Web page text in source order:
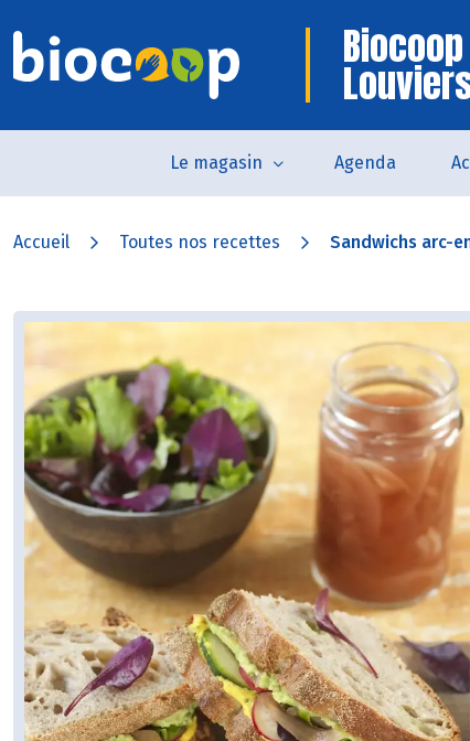
Biocoop
Le magasin Agenda
Accueil Toutes nos recettes Sandwichs arc-